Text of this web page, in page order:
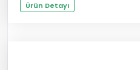
Ürün Detayı